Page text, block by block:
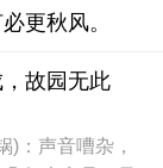
更秋风。
故园无此
)：声音嘈杂，